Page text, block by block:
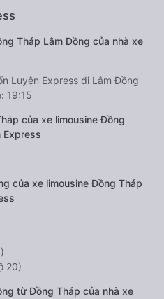
Tháp Lâm Đồng của nhà xe
Luyện Express đi Lâm Đồng
19:15
của xe limousine Đồng
Express
của xe limousine Đồng Tháp
20)
từ Đồng Tháp của nhà xe